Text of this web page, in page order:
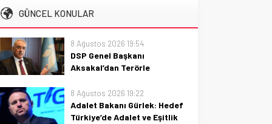
GÜNCEL KONULAR
8 Ağustos 2026 19:54
DSP Genel Başkanı
Aksakal’dan Terörle
DSP Genel Başkanı Aksakal’dan
terörle mücadelede kararlı
vurgu; samimi açıklama ve milli
8 Ağustos 2026 19:22
Adalet Bakanı Gürlek: Hedef
Türkiye’de Adalet ve Eşitlik